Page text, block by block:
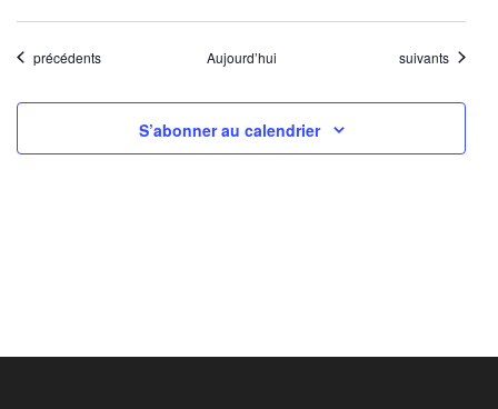
Évènements
précédents Aujourd’hui Évènements
suivants
S’abonner au calendrier